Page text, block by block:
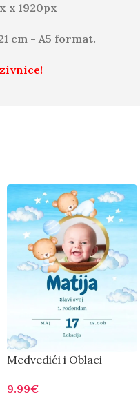
x 1920px
cm - A5 format.
Medvedići i Oblaci
9.99€